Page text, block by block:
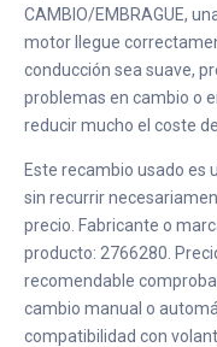
CAMBIO/EMBRAGUE,
motor llegue
conducción sea suave,
problemas en cambio o
reducir mucho el coste
Este recambio usado es
sin recurrir
precio. Fabricante o
producto: 2766280.
recomendable
cambio manual o
compatibilidad con